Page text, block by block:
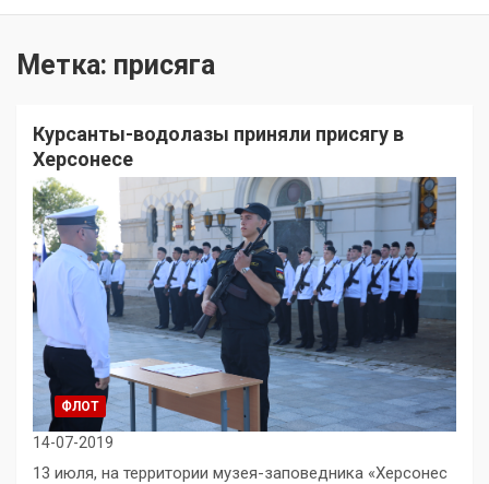
Метка: присяга
Курсанты-водолазы приняли присягу в
Херсонесе
ФЛОТ
14-07-2019
13 июля, на территории музея-заповедника «Херсонес